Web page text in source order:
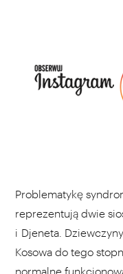
Problematykę
reprezentują dwie
i Djeneta.
Kosowa do tego
normalne